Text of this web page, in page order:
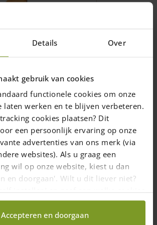
Details Over
gebruik van cookies
functionele cookies om onze
laten werken en te blijven verbeteren.
cookies plaatsen? Dit
een persoonlijk ervaring op onze
advertenties van ons merk (via
websites). Als u graag een
wil op onze website, kiest u dan
en doorgaan'. Wilt u dit liever niet?
instellen’ en geef aan welke cookies
Accepteren en doorgaan
Ø 7/9 cm
150, 175, 200, 250,
et 600 (cm)
cm les piquets ne sont
le plus fin
de 6,00€
délai de 10 jours ouvrables